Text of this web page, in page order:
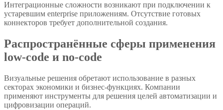
Интеграционные сложности возникают при подключении к
устаревшим enterprise приложениям. Отсутствие готовых
коннекторов требует дополнительной создания.
Распространённые сферы применения
low-code и no-code
Визуальные решения обретают использование в разных
секторах экономики и бизнес-функциях. Компании
применяют инструменты для решения целей автоматизации и
цифровизации операций.